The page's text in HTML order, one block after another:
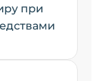
при